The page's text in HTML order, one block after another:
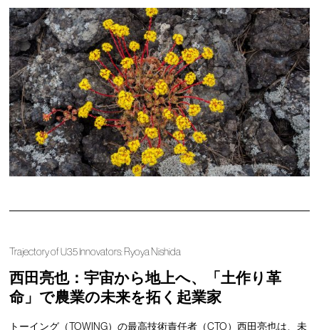
Trajectory of U35 Innovators: Ryoya Nishida
西田亮也：宇宙から地上へ、「土作り革
命」で農業の未来を拓く起業家
トーイング（TOWING）の最高技術責任者（CTO）西田亮也は、未